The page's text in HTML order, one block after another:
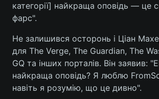
категорії] найкраща оповідь — це
фарс".
Не залишився осторонь і Ціан
для The Verge, The Guardian, The
GQ та інших порталів. Він заявив:
найкраща оповідь? Я люблю
навіть я розумію, що це дивно".